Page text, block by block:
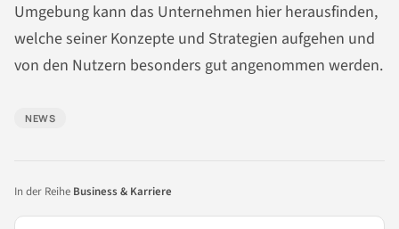
Umgebung kann das Unternehmen hier herausfinden,
welche seiner Konzepte und Strategien aufgehen und
von den Nutzern besonders gut angenommen werden.
NEWS
In der Reihe Business & Karriere